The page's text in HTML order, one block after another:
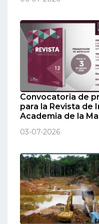
Convocatoria de
para la Revista de
Academia de la
03-07-2026